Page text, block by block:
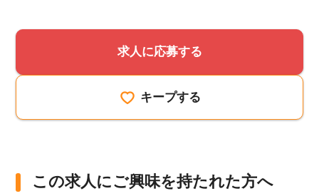
求人に応募する
キープする
この求人にご興味を持たれた方へ